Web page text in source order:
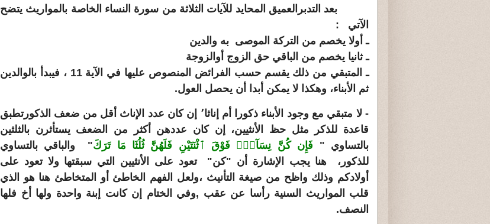
بعد التدبرالعميق المحايد للآيات الثلاثة من سورة النساء الخاصة بالمواريث يتضح
الآتي :
ـ أولا يخصم من التركة الموصى به والدين
ـ ثانيا يخصم من الباقي حق الزوج أوالزوجة
ـ المتبقي من ذلك يقسم حسب الفرائض المنصوص عليها في الآية 11 ، فيبدأ بالوالدين
ثم الأبناء، وهكذا لا يمكن أبدا أن يحصل العول.
- لا متبقي مع وجود الأبناء ذكورا أم إناثا٬ إن كان عدد الإناث أقل من ضعف الذكورتطبق
قاعدة للذكر مثل حظ الأنثيين، إن كان عددهن أكثر من الضعف يستأثرن بالثلثين
بالتساوي " فَإِن كُنَّ نِسَآءًۭ فَوْقَ ٱثْنَتَيْنِ فَلَهُنَّ ثُلُثَا مَا تَرَكَ" والباقي بالتساوي
للذكور، هنا يجب الإشارة أن "كن" تعود على الأنثيين التي سبقتها ولا تعود على
أولادكم وذلك واظح من صيغة التأنيث ،ولعل الفهم الخاطئ أو المتخاطئ هنا هو الذي
قلب المواريث السنية رأسا عن عقب ,وفي الختام إن كانت إبنة واحدة ولها أخ فلها
النصف.